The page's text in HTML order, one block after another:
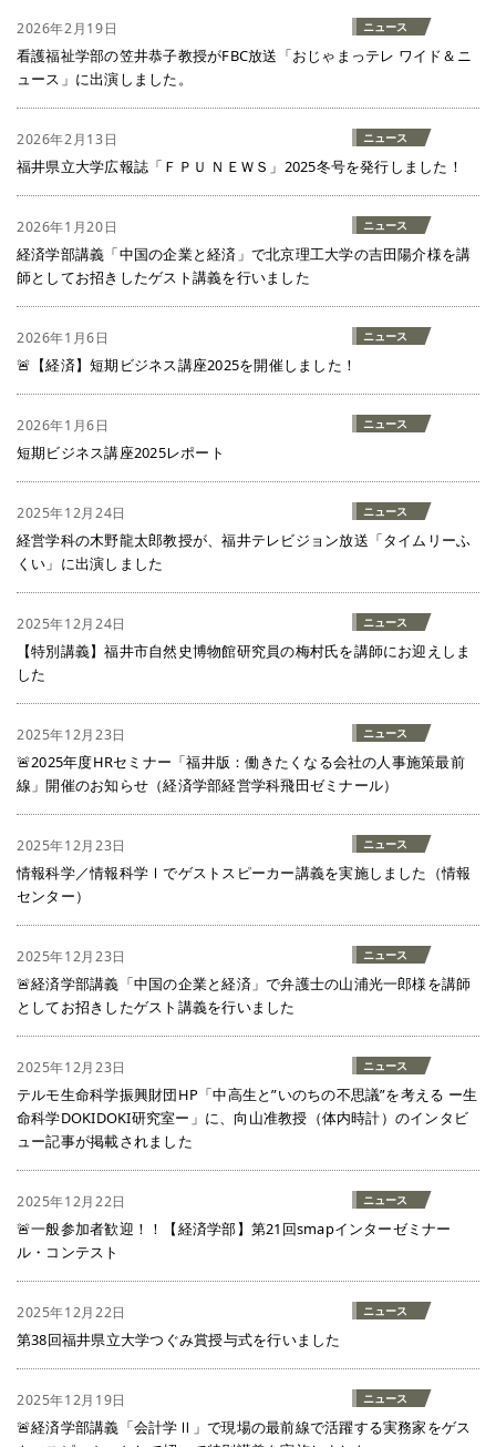
2026年2月19日 ニュース
看護福祉学部の笠井恭子教授がFBC放送「おじゃまっテレ ワイド＆ニ
ュース」に出演しました。
2026年2月13日 ニュース
福井県立大学広報誌「ＦＰＵ ＮＥＷＳ」2025冬号を発行しました！
2026年1月20日 ニュース
経済学部講義「中国の企業と経済」で北京理工大学の吉田陽介様を講
師としてお招きしたゲスト講義を行いました
2026年1月6日 ニュース
🚨【経済】短期ビジネス講座2025を開催しました！
2026年1月6日 ニュース
短期ビジネス講座2025レポート
2025年12月24日 ニュース
経営学科の木野龍太郎教授が、福井テレビジョン放送「タイムリーふ
くい」に出演しました
2025年12月24日 ニュース
【特別講義】福井市自然史博物館研究員の梅村氏を講師にお迎えしま
した
2025年12月23日 ニュース
🚨2025年度HRセミナー「福井版：働きたくなる会社の人事施策最前
線」開催のお知らせ（経済学部経営学科飛田ゼミナール）
2025年12月23日 ニュース
情報科学／情報科学Ⅰでゲストスピーカー講義を実施しました（情報
センター）
2025年12月23日 ニュース
🚨経済学部講義「中国の企業と経済」で弁護士の山浦光一郎様を講師
としてお招きしたゲスト講義を行いました
2025年12月23日 ニュース
テルモ生命科学振興財団HP「中高生と”いのちの不思議”を考える ー生
命科学DOKIDOKI研究室ー」に、向山准教授（体内時計）のインタビ
ュー記事が掲載されました
2025年12月22日 ニュース
🚨一般参加者歓迎！！【経済学部】第21回smapインターゼミナー
ル・コンテスト
2025年12月22日 ニュース
第38回福井県立大学つぐみ賞授与式を行いました
2025年12月19日 ニュース
🚨経済学部講義「会計学Ⅱ」で現場の最前線で活躍する実務家をゲス